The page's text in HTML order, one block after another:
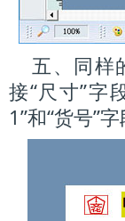
五、同样
接“尺寸”字
1”和“货号”字